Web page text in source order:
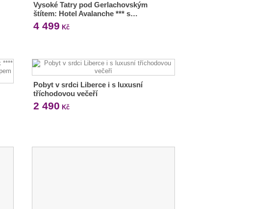
Vysoké Tatry pod Gerlachovským
štítem: Hotel Avalanche *** s…
4 499 Kč
Pobyt v srdci Liberce i s luxusní
tříchodovou večeří
2 490 Kč